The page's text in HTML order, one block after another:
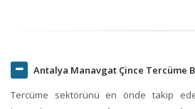
Antalya Manavgat Çince Tercüme
Tercüme sektörünü en önde takip